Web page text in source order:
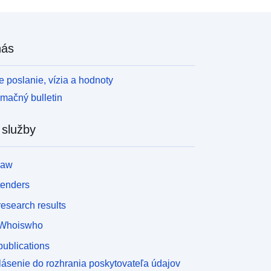
poslanie, vízia a hodnoty
bulletin
results
do rozhrania poskytovateľa údajov